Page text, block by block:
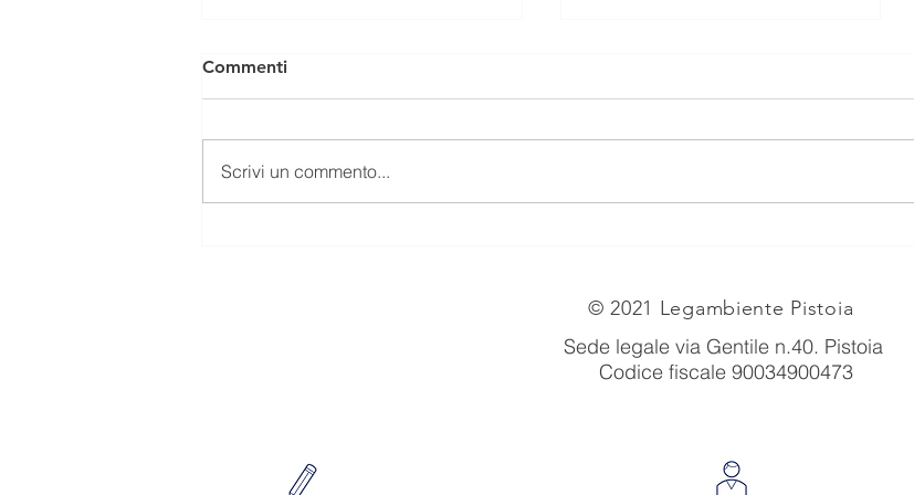
Bilancio sociale 2025
Commenti
Scrivi un commento...
© 2021 Legambiente Pistoia
Sede legale via Gentile n.40. Pistoia
Codice fiscale 90034900473